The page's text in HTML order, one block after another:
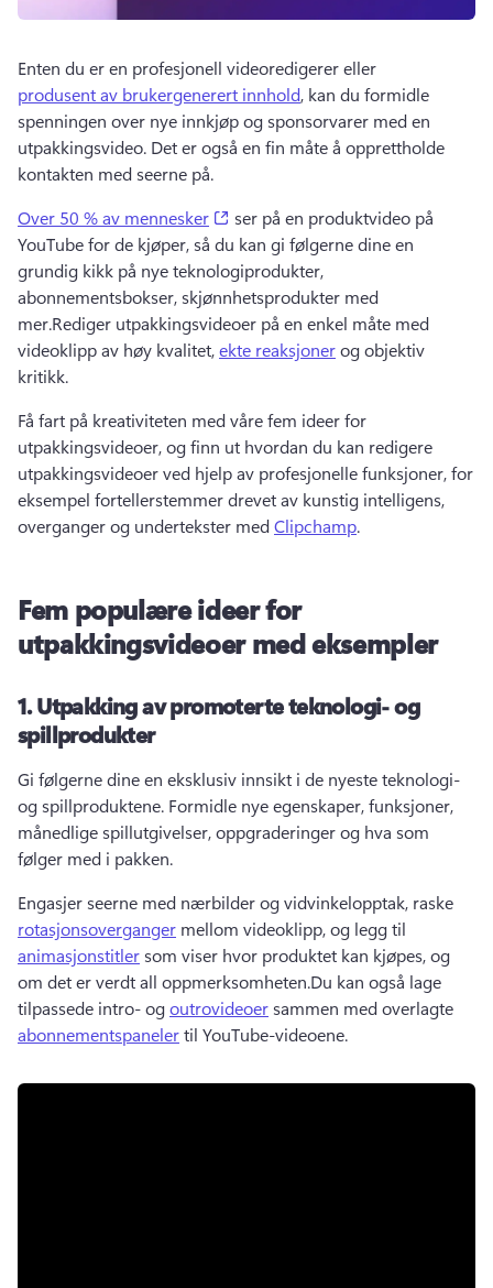
Enten du er en profesjonell videoredigerer eller
produsent av brukergenerert innhold, kan du formidle
spenningen over nye innkjøp og sponsorvarer med en
utpakkingsvideo. Det er også en fin måte å opprettholde
kontakten med seerne på.
Over 50 % av mennesker
(opens in a new tab)
ser på en produktvideo på
YouTube for de kjøper, så du kan gi følgerne dine en
grundig kikk på nye teknologiprodukter,
abonnementsbokser, skjønnhetsprodukter med
mer.Rediger utpakkingsvideoer på en enkel måte med
videoklipp av høy kvalitet, ekte reaksjoner og objektiv
kritikk.
Få fart på kreativiteten med våre fem ideer for
utpakkingsvideoer, og finn ut hvordan du kan redigere
utpakkingsvideoer ved hjelp av profesjonelle funksjoner, for
eksempel fortellerstemmer drevet av kunstig intelligens,
overganger og undertekster med Clipchamp.
Fem populære ideer for
utpakkingsvideoer med eksempler
1.Utpakking av promoterte teknologi- og
spillprodukter
Gi følgerne dine en eksklusiv innsikt i de nyeste teknologi-
og spillproduktene. Formidle nye egenskaper, funksjoner,
månedlige spillutgivelser, oppgraderinger og hva som
følger med i pakken.
Engasjer seerne med nærbilder og vidvinkelopptak, raske
rotasjonsoverganger mellom videoklipp, og legg til
animasjonstitler som viser hvor produktet kan kjøpes, og
om det er verdt all oppmerksomheten.Du kan også lage
tilpassede intro- og outrovideoer sammen med overlagte
abonnementspaneler til YouTube-videoene.